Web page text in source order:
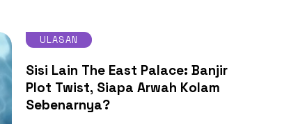
ULASAN
Sisi Lain The East Palace: Banjir
Plot Twist, Siapa Arwah Kolam
Sebenarnya?